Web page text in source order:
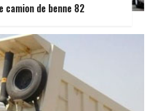
camion de benne 82